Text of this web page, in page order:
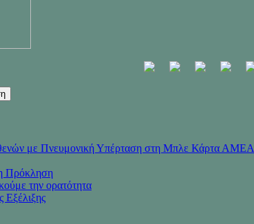
με Πνευμονική Υπέρταση στη Μπλε Κάρτα ΑΜΕΑ
Πρόκληση
την ορατότητα
Εξέλιξης